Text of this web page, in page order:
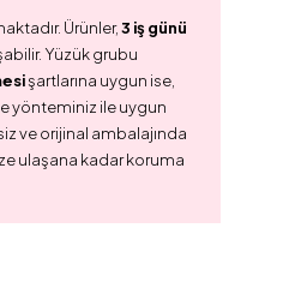
Ürünler,3 iş günü
Yüzük grubu
şartlarına uygun ise,
yönteminiz ile uygun
ve orijinal ambalajında
ulaşana kadar koruma